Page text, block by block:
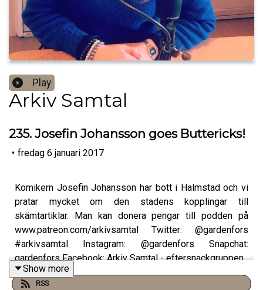
Play
Arkiv Samtal
235. Josefin Johansson goes Buttericks!
• fredag 6 januari 2017
Komikern Josefin Johansson har bott i Halmstad och vi
pratar mycket om den stadens kopplingar till
skämtartiklar. Man kan donera pengar till podden på
www.patreon.com/arkivsamtal Twitter: @gardenfors
#arkivsamtal Instagram: @gardenfors Snapchat:
gardenfors Facebook: Arkiv Samtal - eftersnackgruppen
Show more
RSS